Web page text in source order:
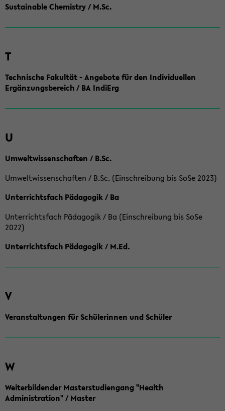
Sustainable Chemistry / M.Sc.
T
Technische Fakultät - Angebote für den Individuellen
Ergänzungsbereich / BA IndiErg
U
Umweltwissenschaften / B.Sc.
Umweltwissenschaften / B.Sc. (Einschreibung bis SoSe 2023)
Unterrichtsfach Pädagogik / Ba
Unterrichtsfach Pädagogik / Ba (Einschreibung bis SoSe
2022)
Unterrichtsfach Pädagogik / M.Ed.
V
Veranstaltungen für Schülerinnen und Schüler
W
Weiterbildender Masterstudiengang "Health
Administration" / Master